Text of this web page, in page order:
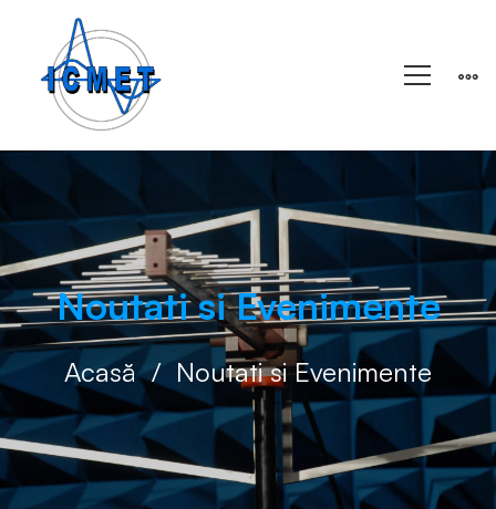
Noutati si Evenimente
Acasă Noutati si Evenimente